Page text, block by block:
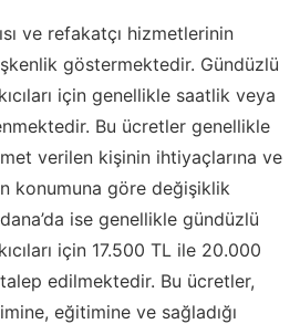
ve refakatçı hizmetlerinin
göstermektedir. Gündüzlü
için genellikle saatlik veya
Bu ücretler genellikle
verilen kişinin ihtiyaçlarına ve
konumuna göre değişiklik
ise genellikle gündüzlü
için 17.500 TL ile 20.000
edilmektedir. Bu ücretler,
eğitimine ve sağladığı